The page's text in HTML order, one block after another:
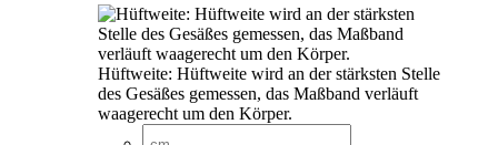
Hüftweite: Hüftweite wird an der stärksten Stelle
des Gesäßes gemessen, das Maßband verläuft
waagerecht um den Körper.